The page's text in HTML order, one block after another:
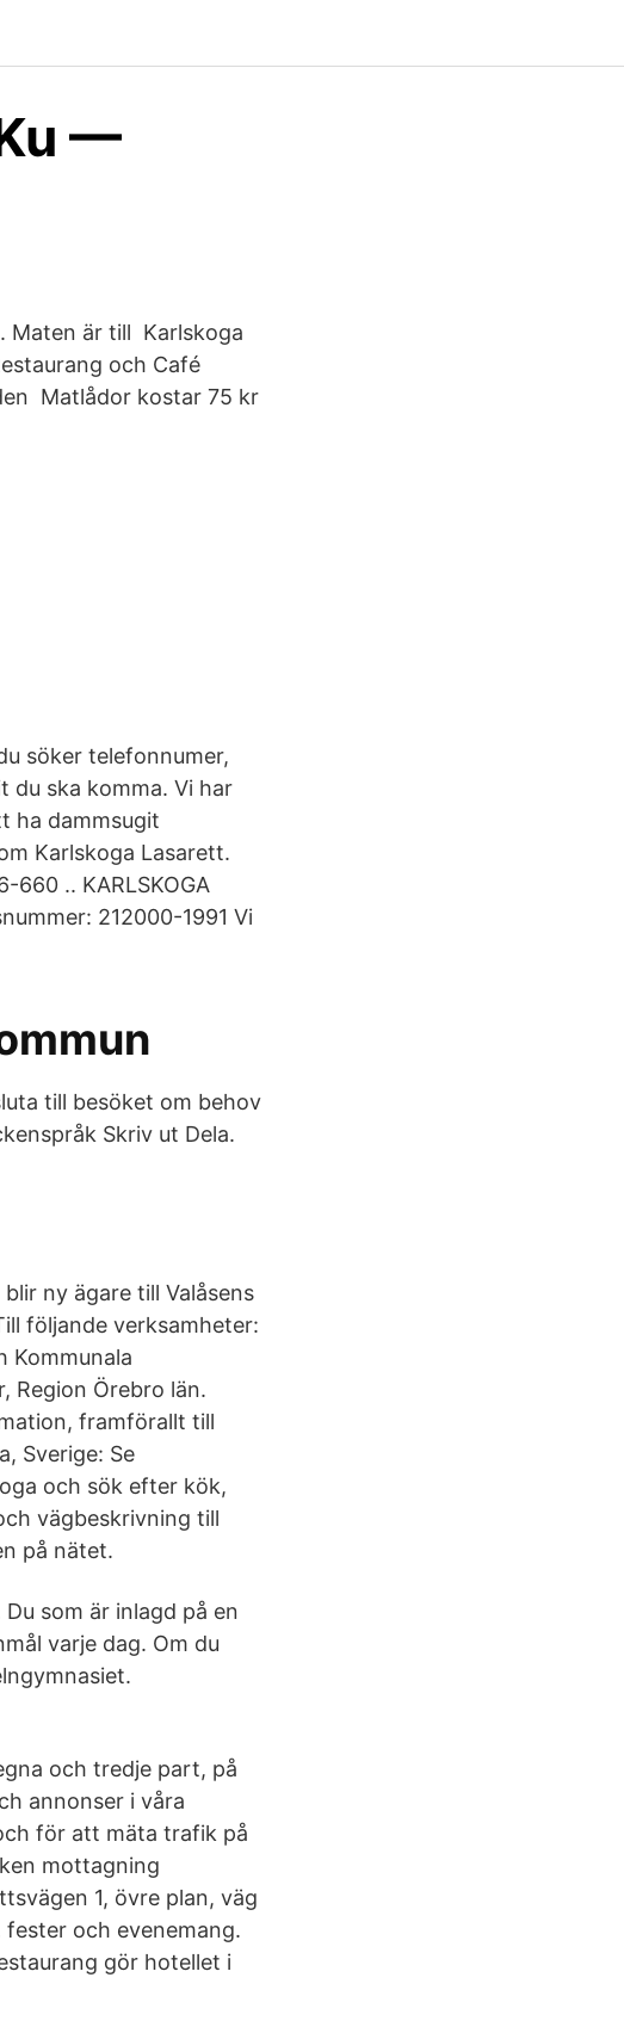
—
Maten är till Karlskoga
och Café
Matlådor kostar 75 kr
söker telefonnumer,
du ska komma. Vi har
ha dammsugit
Karlskoga Lasarett.
660 .. KARLSKOGA
212000-1991 Vi
till besöket om behov
Skriv ut Dela.
ny ägare till Valåsens
följande verksamheter:
Kommunala
Region Örebro län.
framförallt till
Sverige: Se
och sök efter kök,
vägbeskrivning till
på nätet.
som är inlagd på en
varje dag. Om du
och tredje part, på
annonser i våra
för att mäta trafik på
mottagning
1, övre plan, väg
och evenemang.
gör hotellet i